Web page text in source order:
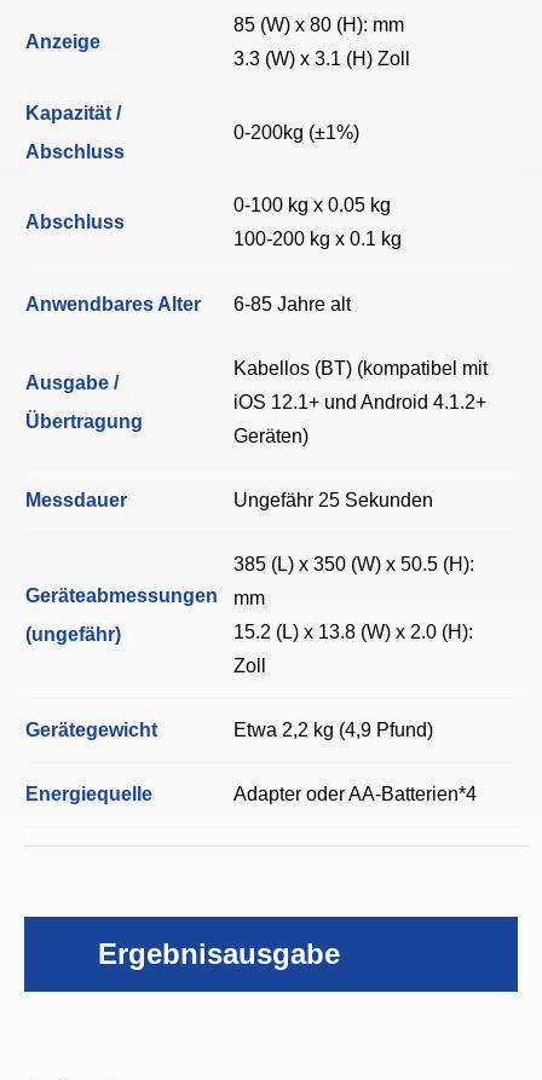
Anzeige
85 (W) x 80 (H): mm
3.3 (W) x 3.1 (H) Zoll
Kapazität /
Abschluss
0-200kg (±1%)
Abschluss
0-100 kg x 0.05 kg
100-200 kg x 0.1 kg
Anwendbares Alter 6-85 Jahre alt
Ausgabe /
Übertragung
Kabellos (BT) (kompatibel mit
iOS 12.1+ und Android 4.1.2+
Geräten)
Messdauer Ungefähr 25 Sekunden
Geräteabmessungen
(ungefähr)
385 (L) x 350 (W) x 50.5 (H):
mm
15.2 (L) x 13.8 (W) x 2.0 (H):
Zoll
Gerätegewicht Etwa 2,2 kg (4,9 Pfund)
Energiequelle Adapter oder AA-Batterien*4
Ergebnisausgabe